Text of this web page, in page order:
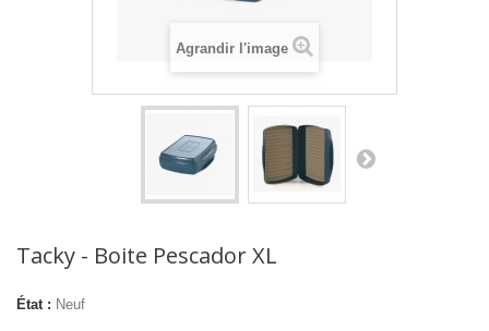
Agrandir l'image
Tacky - Boite Pescador XL
État : Neuf